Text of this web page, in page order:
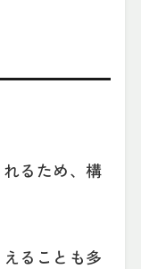
るため、構
ることも多